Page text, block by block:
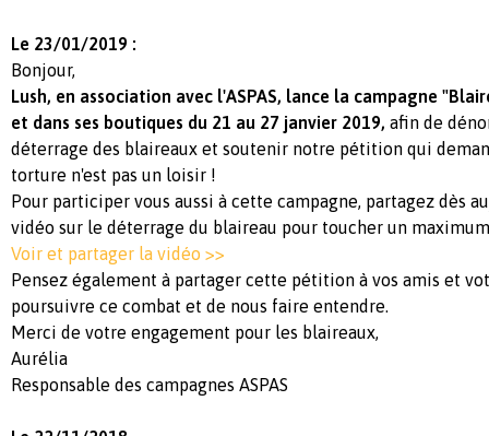
Le 23/01/2019 :
Bonjour,
Lush, en association avec l'ASPAS, lance la campagne
et dans ses boutiques du 21 au 27 janvier 2019, afin de
déterrage des blaireaux et soutenir notre pétition qui
torture n'est pas un loisir !
Pour participer vous aussi à cette campagne, partagez dès
vidéo sur le déterrage du blaireau pour toucher un
Voir et partager la vidéo >>
Pensez également à partager cette pétition à vos amis et
poursuivre ce combat et de nous faire entendre.
Merci de votre engagement pour les blaireaux,
Aurélia
Responsable des campagnes ASPAS